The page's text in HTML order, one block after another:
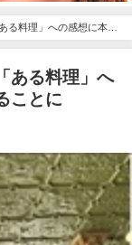
る料理」への感想に本物
ある料理」へ
ことに